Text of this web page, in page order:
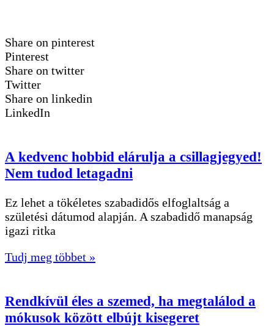
Share on pinterest
Pinterest
Share on twitter
Twitter
Share on linkedin
LinkedIn
A kedvenc hobbid elárulja a csillagjegyed!
Nem tudod letagadni
Ez lehet a tökéletes szabadidős elfoglaltság a
születési dátumod alapján. A szabadidő manapság
igazi ritka
Tudj meg többet »
Rendkívül éles a szemed, ha megtalálod a
mókusok között elbújt kisegeret